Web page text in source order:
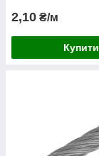
2,10 ₴/м
Купити